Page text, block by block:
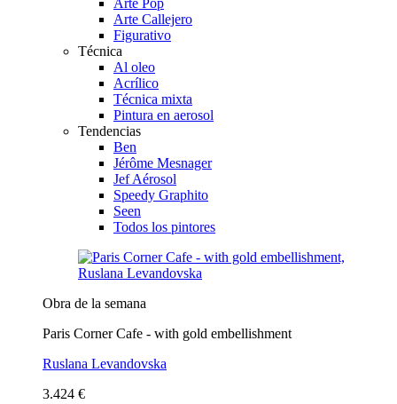
Arte Callejero
Figurativo
Técnica
Al oleo
Acrílico
Técnica mixta
Pintura en aerosol
Tendencias
Ben
Jérôme Mesnager
Jef Aérosol
Speedy Graphito
Seen
Todos los pintores
Obra de la semana
Paris Corner Cafe - with gold embellishment
Ruslana Levandovska
3.424 €